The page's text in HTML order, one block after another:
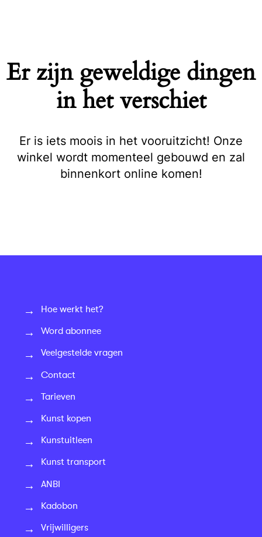
Er zijn geweldige dingen
in het verschiet
Er is iets moois in het vooruitzicht! Onze
winkel wordt momenteel gebouwd en zal
binnenkort online komen!
Hoe werkt het?
Word abonnee
Veelgestelde vragen
Contact
Tarieven
Kunst kopen
Kunstuitleen
Kunst transport
ANBI
Kadobon
Vrijwilligers